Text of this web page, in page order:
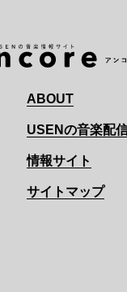
ABOUT
USENの音楽配
情報サイト
サイトマップ